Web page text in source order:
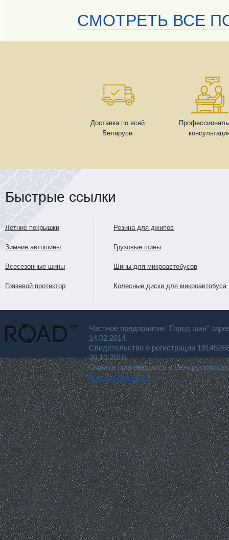
СМОТРЕТЬ ВСЕ
Доставка по всей
Беларуси
Быстрые ссылки
Летние покрышки
Зимние автошины
Всесезонные шины
Грязевой протектор
Резина для джипов
Грузовые шины
Шины для микроавтобусов
Колесные диски для микроавтобуса
Частное предприятие "Город шин"
14.02.2014.
Свидетельство о регистрации
26.10.2010.
Оплата производится в белорусских
для покупателя.